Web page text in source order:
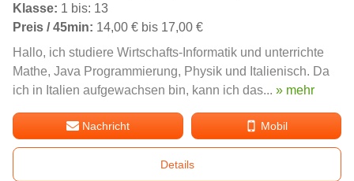
Klasse: 1 bis: 13
Preis / 45min: 14,00 € bis 17,00 €
Hallo, ich studiere Wirtschafts-Informatik und unterrichte
Mathe, Java Programmierung, Physik und Italienisch. Da
ich in Italien aufgewachsen bin, kann ich das... » mehr
Nachricht Mobil
Details